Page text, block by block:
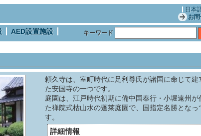
日本
お
AED設置施設 キーワード
頼久寺は、室町時代に足利尊氏が諸国に命じて建
た安国寺の一つです。
庭園は、江戸時代初期に備中国奉行・小堀遠州が
た禅院式枯山水の蓬莱庭園で、国指定名勝となっ
す。
詳細情報